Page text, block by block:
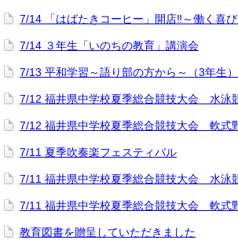
7/14 「はばたきコーヒー」開店‼︎～働く喜
7/14 ３年生「いのちの教育」講演会
7/13 平和学習～語り部の方から～（3年生）
7/12 福井県中学校夏季総合競技大会 水泳
7/12 福井県中学校夏季総合競技大会 軟式
7/11 夏季吹奏楽フェスティバル
7/11 福井県中学校夏季総合競技大会 水泳
7/11 福井県中学校夏季総合競技大会 軟式
教育図書を贈呈していただきました